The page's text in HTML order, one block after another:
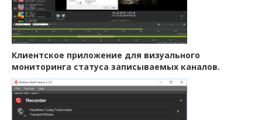
Клиентское приложение для визуального
мониторинга статуса записываемых каналов.